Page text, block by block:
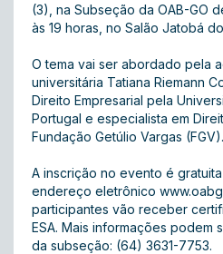
(3), na Subseção da OAB-GO
às 19 horas, no Salão Jatobá
O tema vai ser abordado pela
universitária Tatiana Riemann
Direito Empresarial pela
Portugal e especialista em
Fundação Getúlio Vargas (FGV).
A inscrição no evento é
endereço eletrônico
participantes vão receber
ESA. Mais informações
da subseção: (64) 3631-7753.